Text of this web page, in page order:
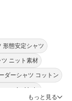
形態安定シャツ
ニット素材
ダーシャツ コットン
Vinci italy
もっと見る